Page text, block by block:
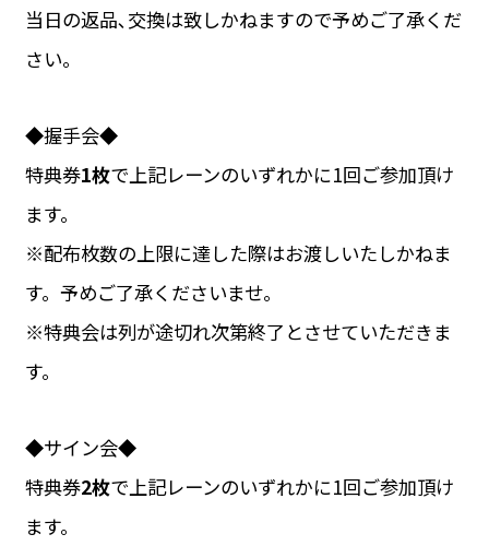
当日の返品､交換は致しかねますので予めご了承くだ
さい。
◆握手会◆
特典券1枚で上記レーンのいずれかに1回ご参加頂け
ます。
※配布枚数の上限に達した際はお渡しいたしかねま
す。予めご了承くださいませ。
※特典会は列が途切れ次第終了とさせていただきま
す。
◆サイン会◆
特典券2枚で上記レーンのいずれかに1回ご参加頂け
ます。